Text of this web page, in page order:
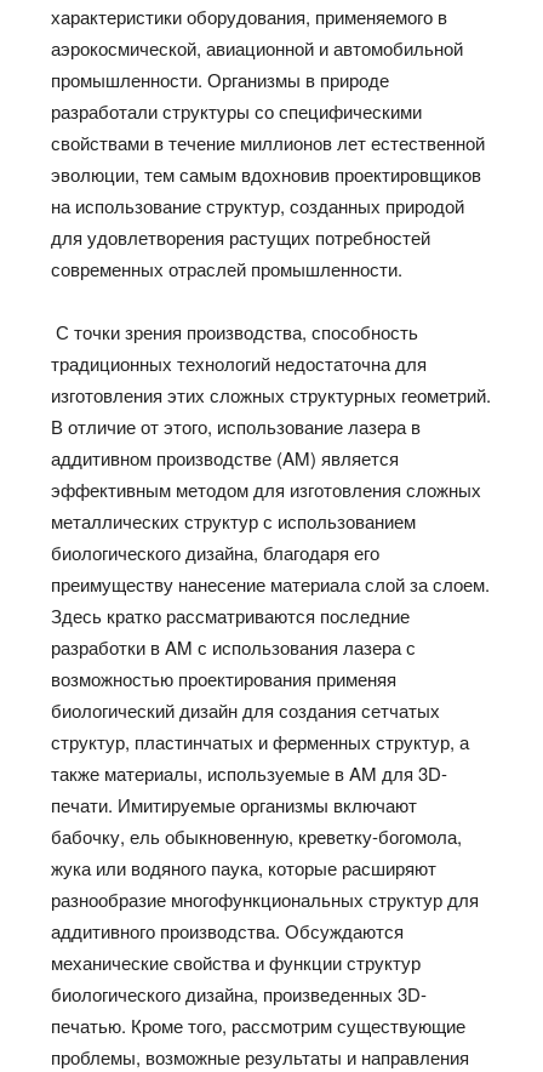
характеристики оборудования, применяемого в
аэрокосмической, авиационной и автомобильной
промышленности. Организмы в природе
разработали структуры со специфическими
свойствами в течение миллионов лет естественной
эволюции, тем самым вдохновив проектировщиков
на использование структур, созданных природой
для удовлетворения растущих потребностей
современных отраслей промышленности.
С точки зрения производства, способность
традиционных технологий недостаточна для
изготовления этих сложных структурных геометрий.
В отличие от этого, использование лазера в
аддитивном производстве (AM) является
эффективным методом для изготовления сложных
металлических структур с использованием
биологического дизайна, благодаря его
преимуществу нанесение материала слой за слоем.
Здесь кратко рассматриваются последние
разработки в AM с использования лазера с
возможностью проектирования применяя
биологический дизайн для создания сетчатых
структур, пластинчатых и ферменных структур, а
также материалы, используемые в AM для 3D-
печати. Имитируемые организмы включают
бабочку, ель обыкновенную, креветку-богомола,
жука или водяного паука, которые расширяют
разнообразие многофункциональных структур для
аддитивного производства. Обсуждаются
механические свойства и функции структур
биологического дизайна, произведенных 3D-
печатью. Кроме того, рассмотрим существующие
проблемы, возможные результаты и направления